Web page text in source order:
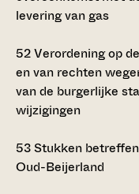
levering van gas
52Verordening op
en van rechten
van de burgerlijke
wijzigingen
53Stukken
Oud-Beijerland